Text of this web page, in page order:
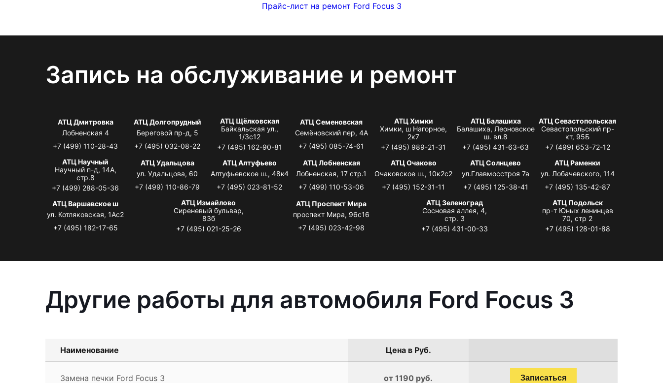
Прайс-лист на ремонт Ford Focus 3
Запись на обслуживание и ремонт
АТЦ Дмитровка
Лобненская 4
+7 (499) 110-28-43
АТЦ Долгопрудный
Береговой пр-д, 5
+7 (495) 032-08-22
АТЦ Щёлковская
Байкальская ул.,
1/3с12
+7 (495) 162-90-81
АТЦ Семеновская
Семёновский пер, 4А
+7 (495) 085-74-61
АТЦ Химки
Химки, ш Нагорное,
2к7
+7 (495) 989-21-31
АТЦ Балашиха
Балашиха, Леоновское
ш. вл.8
+7 (495) 431-63-63
АТЦ Севастопольская
Севастопольский пр-
кт, 95Б
+7 (499) 653-72-12
АТЦ Научный
Научный п-д, 14А,
стр.8
+7 (499) 288-05-36
АТЦ Удальцова
ул. Удальцова, 60
+7 (499) 110-86-79
АТЦ Алтуфьево
Алтуфьевское ш., 48к4
+7 (495) 023-81-52
АТЦ Лобненская
Лобненская, 17 стр.1
+7 (499) 110-53-06
АТЦ Очаково
Очаковское ш., 10к2с2
+7 (495) 152-31-11
АТЦ Солнцево
ул.Главмосстроя 7а
+7 (495) 125-38-41
АТЦ Раменки
ул. Лобачевского, 114
+7 (495) 135-42-87
АТЦ Варшавское ш
ул. Котляковская, 1Ас2
+7 (495) 182-17-65
АТЦ Измайлово
Сиреневый бульвар,
83б
+7 (495) 021-25-26
АТЦ Проспект Мира
проспект Мира, 96с16
+7 (495) 023-42-98
АТЦ Зеленоград
Сосновая аллея, 4,
стр. 3
+7 (495) 431-00-33
АТЦ Подольск
пр-т Юных ленинцев
70, стр 2
+7 (495) 128-01-88
Другие работы для автомобиля Ford Focus 3
Наименование Цена в Руб.
Замена печки Ford Focus 3 от 1190 руб. Записаться